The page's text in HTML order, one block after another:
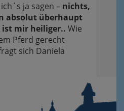
ja sagen – nichts,
absolut überhaupt
ist mir heiliger.. Wie
Pferd gerecht
sich Daniela